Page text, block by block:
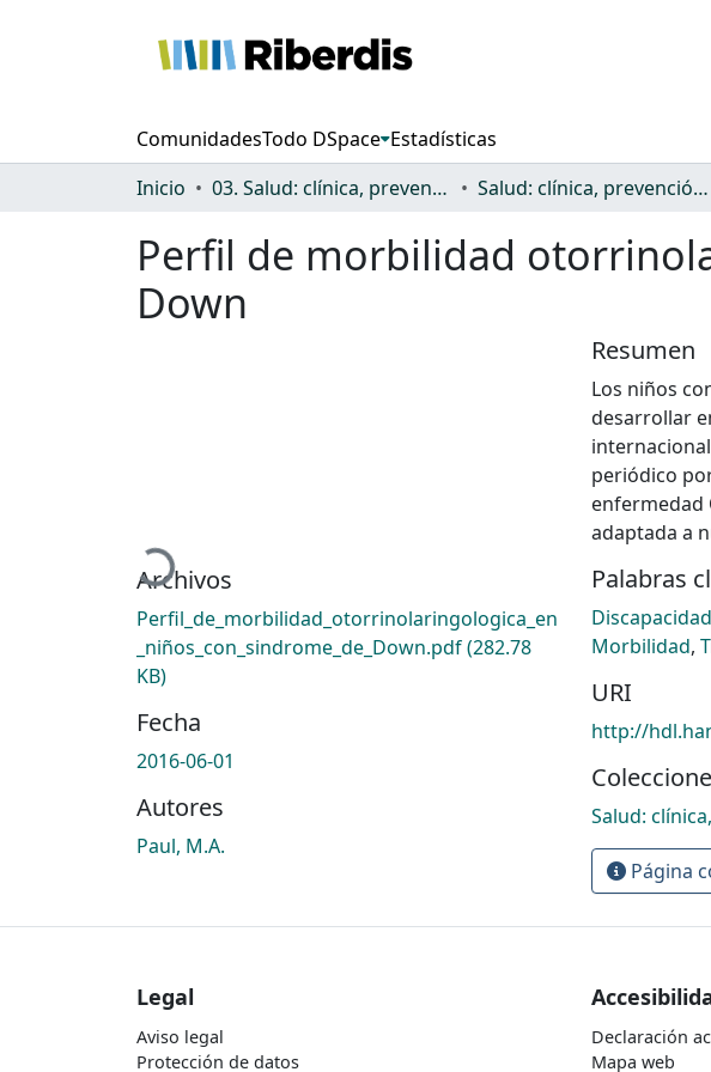
ComunidadesTodo DSpace Estadísticas
Inicio
03. Salud: clínica, prevención, atención sanitaria y (re)habilitación Salud: clínica, prevención, atención sanitaria y (re)habilitación
Perfil de morbilidad
Down
Cargando...
Archivos
Perfil_de_morbilidad_otorrinolaringologica_en
_niños_con_sindrome_de_Down.pdf(282.78
KB)
Fecha
2016-06-01
Autores
Paul, M.A.
Resumen
Los niños
desarrollar
periódico
enfermedad
adaptada a
Palabras
Morbilidad,
URI
http://
Salud:
Página
Legal
Aviso legal
Protección de datos
Declaración
Mapa web